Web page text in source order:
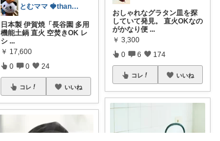
とむママ 🍓thank you！
日本製 伊賀焼「長谷園 多用
機能土鍋 直火 空焚きOK レ
シ ...
￥ 17,600
0 0 24
コレ いいね
おしゃれなグラタン皿を探
していて発見。 直火OKなの
がかなり便 ...
￥ 3,300
0 6 174
コレ いいね